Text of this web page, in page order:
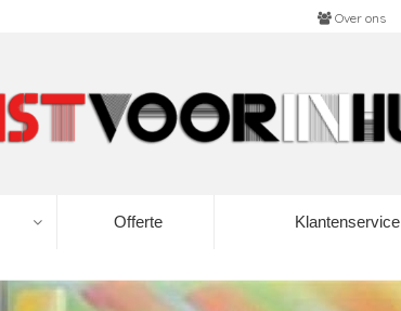
Over ons
Offerte Klantenservice